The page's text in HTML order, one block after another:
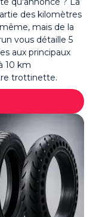
des kilomètres
mais de la
vous détaille 5
aux principaux
10 km
trottinette.